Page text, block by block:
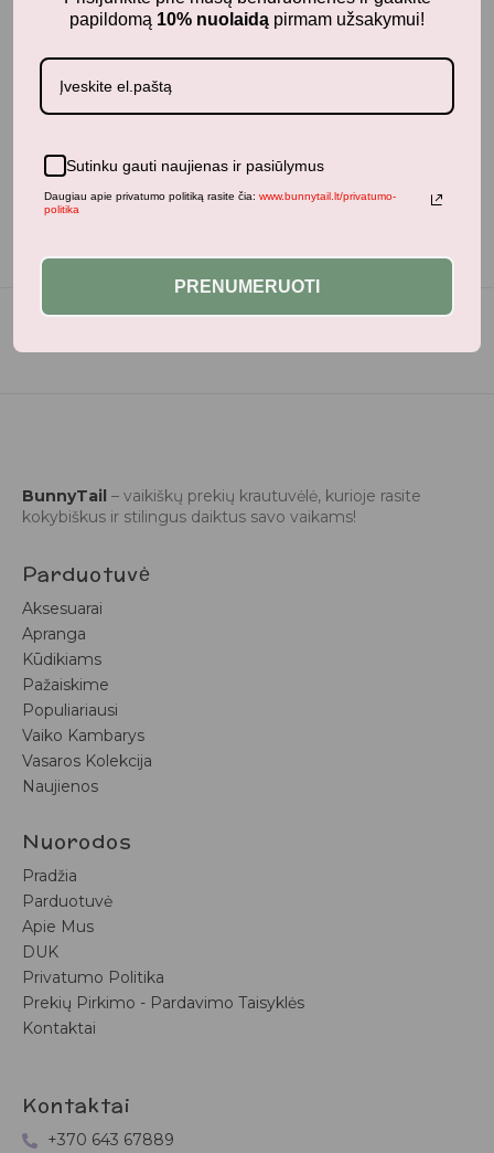
Neseniai žiūrėti produktai
BunnyTail – vaikiškų prekių krautuvėlė, kurioje rasite
kokybiškus ir stilingus daiktus savo vaikams!
Parduotuvė
Aksesuarai
Apranga
Kūdikiams
Pažaiskime
Populiariausi
Vaiko Kambarys
Vasaros Kolekcija
Naujienos
Nuorodos
Pradžia
Parduotuvė
Apie Mus
DUK
Privatumo Politika
Prekių Pirkimo - Pardavimo Taisyklės
Kontaktai
Kontaktai
+370 643 67889
papildomą 10% nuolaidą pirmam užsakymui!
Sutinku gauti naujienas ir pasiūlymus
Daugiau apie privatumo politiką rasite čia: www.bunnytail.lt/privatumo-
politika
PRENUMERUOTI